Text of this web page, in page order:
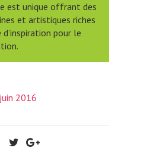
est unique offrant des
et artistiques riches
pour le
2016